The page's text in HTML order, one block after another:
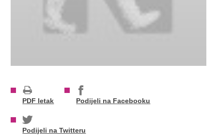
PDF letak Podijeli na Facebooku
Podijeli na Twitteru